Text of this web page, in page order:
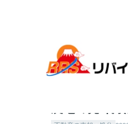
全国各地のリゾート物件